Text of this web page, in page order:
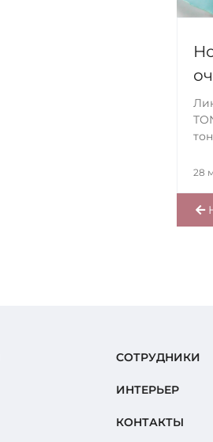
28
СОТРУДНИКИ
ИНТЕРЬЕР
КОНТАКТЫ